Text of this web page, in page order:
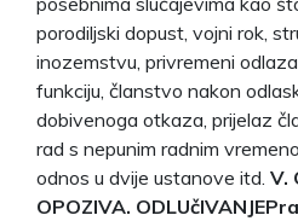
porodiljski dopust, vojni rok,
inozemstvu, privremeni
funkciju, članstvo nakon
dobivenoga otkaza, prijelaz
rad s nepunim radnim
odnos u dvije ustanove itd. V.
OPOZIVA. ODLUčIVANJE